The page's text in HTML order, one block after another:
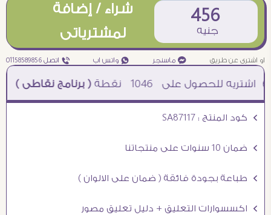
456
جنيه
شراء / إضافة
لمشترياتى
او اشترى عن طريق ¥ ماسنجر ₧ واتس اب ƒ اتصل 01158589856
1046 نقطة( برنامج نقاطى )à خصم 5% للعملاء الجدد à شحن مجانى عند الشراء ب 4000 جنيه à
Ö كود المنتج : SA87117
Ö ضمان 10 سنوات على منتجاتنا
Ö طباعة بجودة فائقة ( ضمان على الالوان )
Ö اكسسوارات التعليق + دليل تعليق مصور